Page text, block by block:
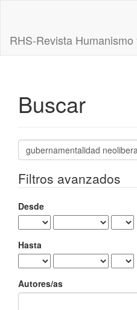
principal
Barra
RHS-Revista
Buscar
Buscar
artículos
Filtros avanzados
Desde
Hasta
Autores/as